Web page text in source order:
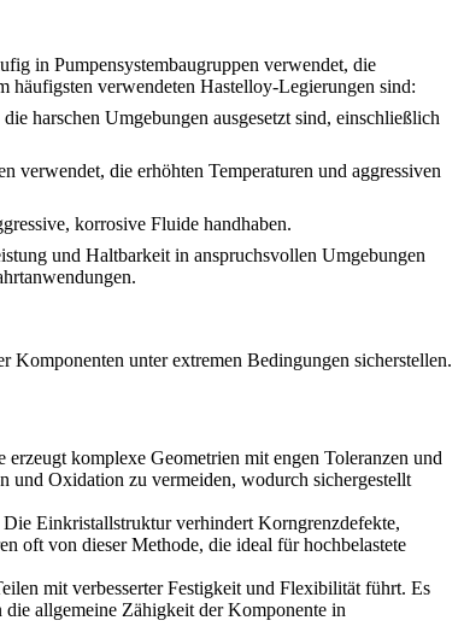
in Pumpensystembaugruppen verwendet, die
häufigsten verwendeten Hastelloy-Legierungen sind:
harschen Umgebungen ausgesetzt sind, einschließlich
verwendet, die erhöhten Temperaturen und aggressiven
korrosive Fluide handhaben.
und Haltbarkeit in anspruchsvollen Umgebungen
unter extremen Bedingungen sicherstellen.
komplexe Geometrien mit engen Toleranzen und
und Oxidation zu vermeiden, wodurch sichergestellt
Einkristallstruktur verhindert Korngrenzdefekte,
oft von dieser Methode, die ideal für hochbelastete
mit verbesserter Festigkeit und Flexibilität führt. Es
allgemeine Zähigkeit der Komponente in